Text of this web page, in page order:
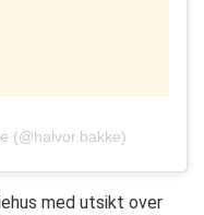
(@halvor.bakke)
med utsikt over